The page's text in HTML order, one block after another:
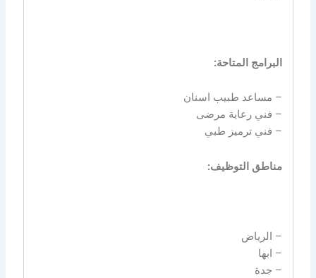
البرامج المتاحة:
– مساعد طبيب اسنان
– فني رعاية مرضى
– فني ترميز طبي
مناطق التوظيف:
– الرياض
– ابها
– جدة